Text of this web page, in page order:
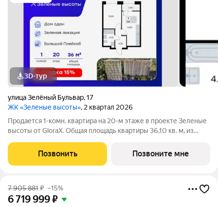
3D-тур
улица Зелёный Бульвар,17
ЖК «Зеленые высоты», 2 квартал 2026
Продается 1-комн. квартира на 20-м этаже в проекте Зеленые
высоты от GloraX. Общая площадь квартиры 36,10 кв. м, из
13,80 кв. м кухни. Номер квартиры - 195. Преимущества
квартиры:
Позвонить Позвоните мне
7 905 881₽ –15%
6 719 999₽